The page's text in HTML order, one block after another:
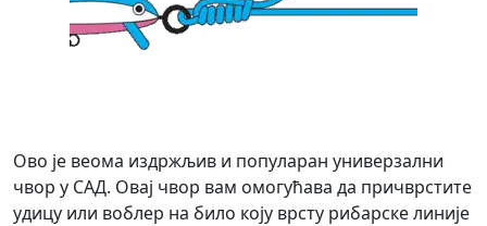
Ово је веома издржљив и популаран универзални
чвор у САД. Овај чвор вам омогућава да причврстите
удицу или воблер на било коју врсту рибарске линије